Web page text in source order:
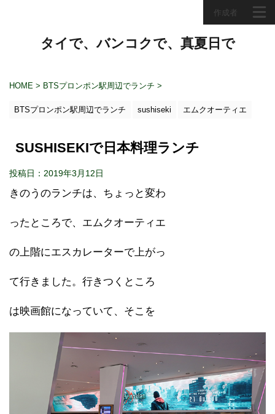
作成者
タイで、バンコクで、真夏日で
HOME > BTSプロンポン駅周辺でランチ >
BTSプロンポン駅周辺でランチ sushiseki エムクオーティエ
SUSHISEKIで日本料理ランチ
投稿日：2019年3月12日
きのうのランチは、ちょっと変わ
ったところで、エムクオーティエ
の上階にエスカレーターで上がっ
て行きました。行きつくところ
は映画館になっていて、そこを